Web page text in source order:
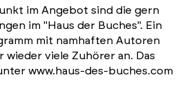
im Angebot sind die gern
im "Haus der Buches". Ein
mit namhaften Autoren
wieder viele Zuhörer an. Das
www.haus-des-buches.com